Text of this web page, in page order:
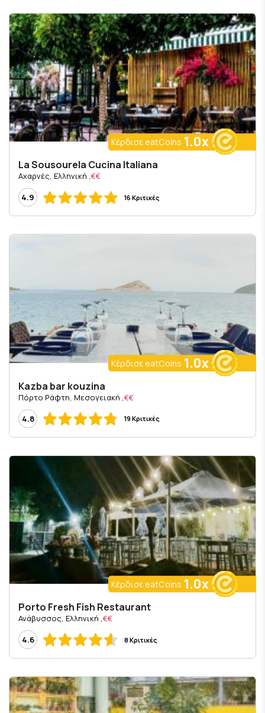
Κέρδισε eatCoins 1.0x
La Sousourela Cucina Italiana
€€
, Αχαρνές, Ελληνική
4.9
16 Κριτικές
Κέρδισε eatCoins 1.0x
Kazba bar kouzina
€€
, Πόρτο Ράφτη, Μεσογειακή
4.8
19 Κριτικές
Κέρδισε eatCoins 1.0x
Porto Fresh Fish Restaurant
€€
, Ανάβυσσος, Ελληνική
4.6
8 Κριτικές